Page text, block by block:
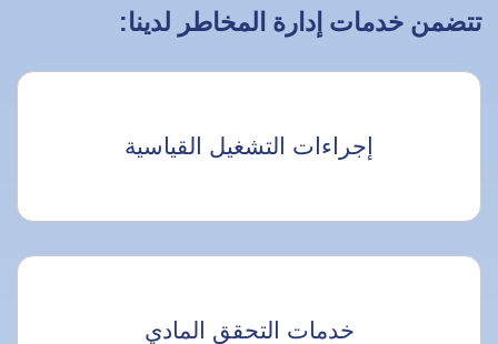
تتضمن خدمات إدارة المخاطر لدينا:
إجراءات التشغيل القياسية
خدمات التحقق المادي